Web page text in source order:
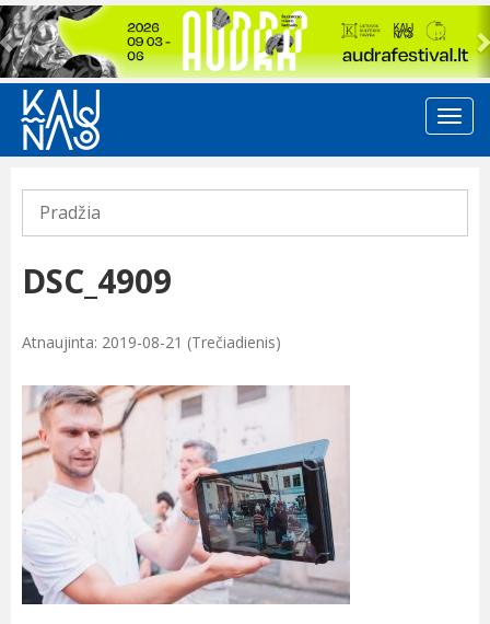
Previous
Pradžia
DSC_4909
Atnaujinta: 2019-08-21 (Trečiadienis)